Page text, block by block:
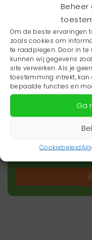
Beheer
Om de beste ervaringen
zoals cookies om
te raadplegen. Door in
kunnen wij gegevens
site verwerken. Als je
toestemming intrekt,
bepaalde functies en
Ga
Cookiebeleid
Wil je niets
Wil je op de
zorgnieuws in
onze nieuwsbrief.